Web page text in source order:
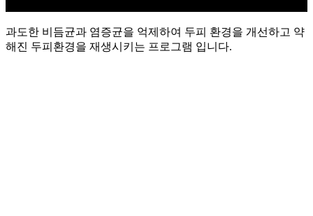
과도한 비듬균과 염증균을 억제하여 두피 환경을 개선하고 약
해진 두피환경을 재생시키는 프로그램 입니다.